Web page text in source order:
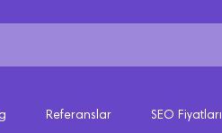
Referanslar SEO Fiyatları